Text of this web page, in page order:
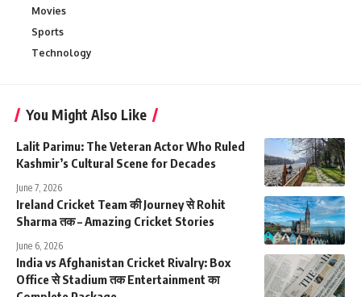
Movies
Sports
Technology
You Might Also Like
Lalit Parimu: The Veteran Actor Who Ruled
Kashmir’s Cultural Scene for Decades
June 7, 2026
Ireland Cricket Team की Journey से Rohit
Sharma तक – Amazing Cricket Stories
June 6, 2026
India vs Afghanistan Cricket Rivalry: Box
Office से Stadium तक Entertainment का